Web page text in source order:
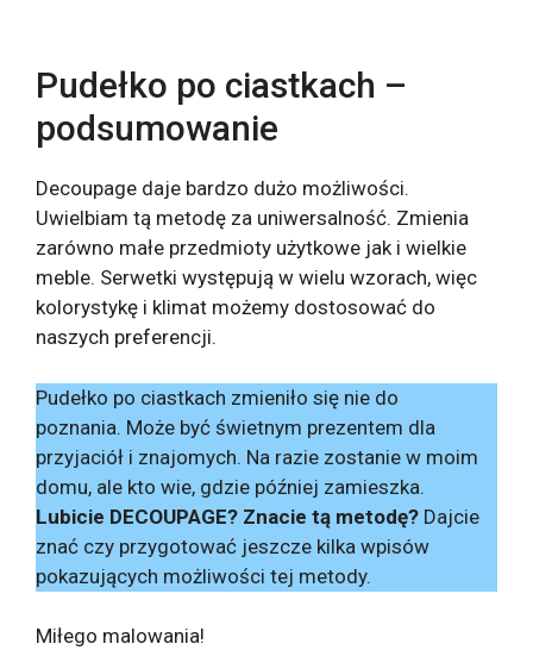
Pudełko po ciastkach –
podsumowanie
Decoupage daje bardzo dużo możliwości.
Uwielbiam tą metodę za uniwersalność. Zmienia
zarówno małe przedmioty użytkowe jak i wielkie
meble. Serwetki występują w wielu wzorach, więc
kolorystykę i klimat możemy dostosować do
naszych preferencji.
Pudełko po ciastkach zmieniło się nie do
poznania. Może być świetnym prezentem dla
przyjaciół i znajomych. Na razie zostanie w moim
domu, ale kto wie, gdzie później zamieszka.
Lubicie DECOUPAGE? Znacie tą metodę? Dajcie
znać czy przygotować jeszcze kilka wpisów
pokazujących możliwości tej metody.
Miłego malowania!